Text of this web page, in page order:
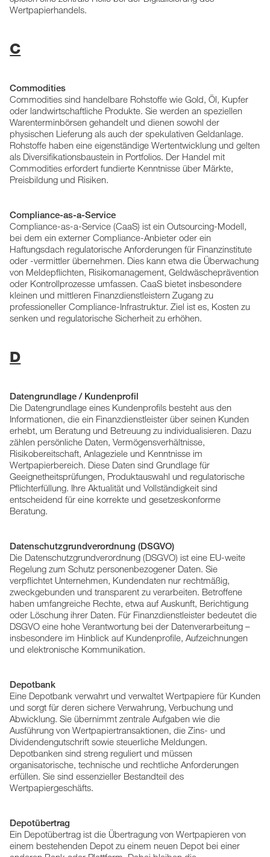
Wertpapierhandels.
C
Commodities
Commodities sind handelbare Rohstoffe wie Gold, Öl, Kupfer
oder landwirtschaftliche Produkte. Sie werden an speziellen
Warenterminbörsen gehandelt und dienen sowohl der
physischen Lieferung als auch der spekulativen Geldanlage.
Rohstoffe haben eine eigenständige Wertentwicklung und gelten
als Diversifikationsbaustein in Portfolios. Der Handel mit
Commodities erfordert fundierte Kenntnisse über Märkte,
Preisbildung und Risiken.
Compliance-as-a-Service
Compliance-as-a-Service (CaaS) ist ein Outsourcing-Modell,
bei dem ein externer Compliance-Anbieter oder ein
Haftungsdach regulatorische Anforderungen für Finanzinstitute
oder -vermittler übernehmen. Dies kann etwa die Überwachung
von Meldepflichten, Risikomanagement, Geldwäscheprävention
oder Kontrollprozesse umfassen. CaaS bietet insbesondere
kleinen und mittleren Finanzdienstleistern Zugang zu
professioneller Compliance-Infrastruktur. Ziel ist es, Kosten zu
senken und regulatorische Sicherheit zu erhöhen.
D
Datengrundlage / Kundenprofil
Die Datengrundlage eines Kundenprofils besteht aus den
Informationen, die ein Finanzdienstleister über seinen Kunden
erhebt, um Beratung und Betreuung zu individualisieren. Dazu
zählen persönliche Daten, Vermögensverhältnisse,
Risikobereitschaft, Anlageziele und Kenntnisse im
Wertpapierbereich. Diese Daten sind Grundlage für
Geeignetheitsprüfungen, Produktauswahl und regulatorische
Pflichterfüllung. Ihre Aktualität und Vollständigkeit sind
entscheidend für eine korrekte und gesetzeskonforme
Beratung.
Datenschutzgrundverordnung (DSGVO)
Die Datenschutzgrundverordnung (DSGVO) ist eine EU-weite
Regelung zum Schutz personenbezogener Daten. Sie
verpflichtet Unternehmen, Kundendaten nur rechtmäßig,
zweckgebunden und transparent zu verarbeiten. Betroffene
haben umfangreiche Rechte, etwa auf Auskunft, Berichtigung
oder Löschung ihrer Daten. Für Finanzdienstleister bedeutet die
DSGVO eine hohe Verantwortung bei der Datenverarbeitung –
insbesondere im Hinblick auf Kundenprofile, Aufzeichnungen
und elektronische Kommunikation.
Depotbank
Eine Depotbank verwahrt und verwaltet Wertpapiere für Kunden
und sorgt für deren sichere Verwahrung, Verbuchung und
Abwicklung. Sie übernimmt zentrale Aufgaben wie die
Ausführung von Wertpapiertransaktionen, die Zins- und
Dividendengutschrift sowie steuerliche Meldungen.
Depotbanken sind streng reguliert und müssen
organisatorische, technische und rechtliche Anforderungen
erfüllen. Sie sind essenzieller Bestandteil des
Wertpapiergeschäfts.
Depotübertrag
Ein Depotübertrag ist die Übertragung von Wertpapieren von
einem bestehenden Depot zu einem neuen Depot bei einer